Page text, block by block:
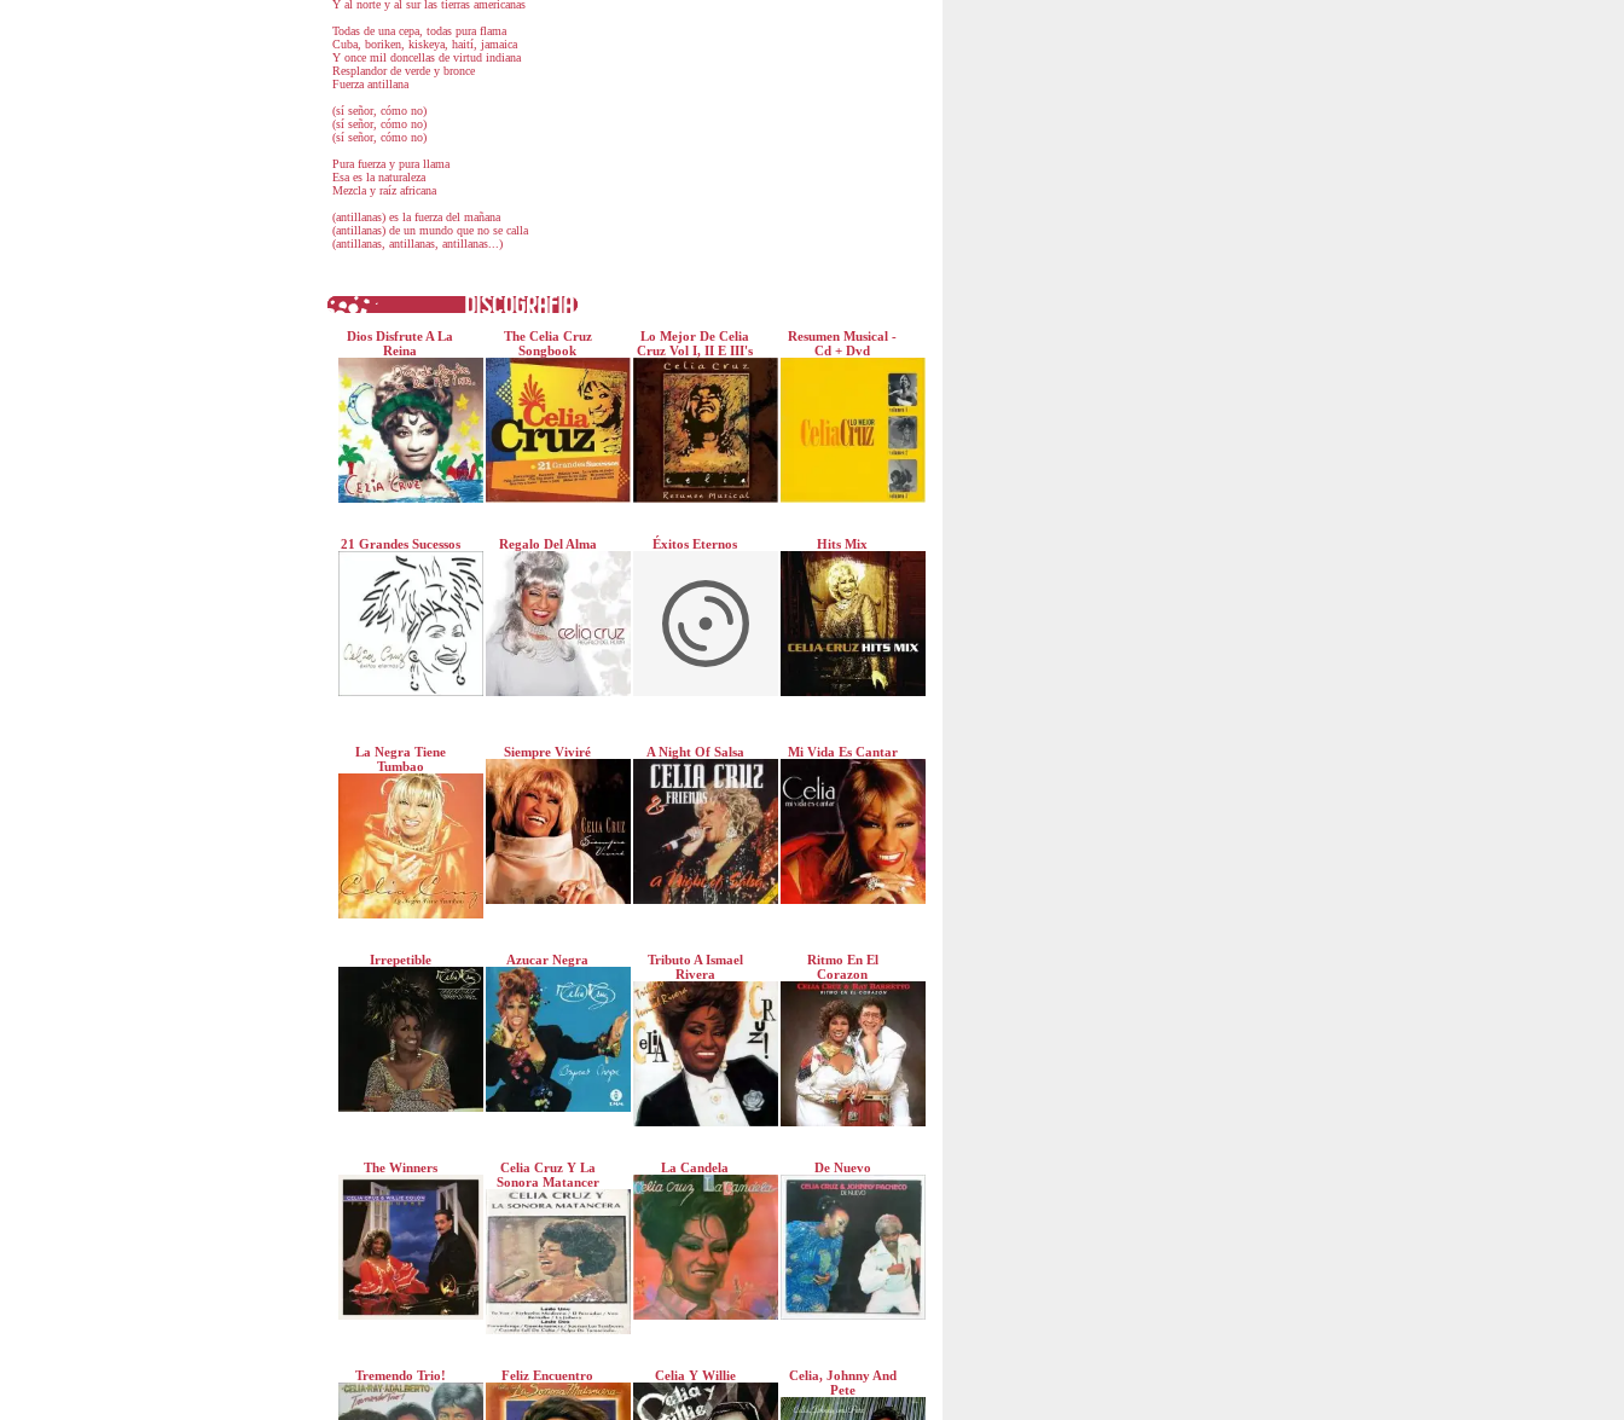
Y al norte y al sur las tierras americanas
Todas de una cepa, todas pura flama
Cuba, boriken, kiskeya, haití, jamaica
Y once mil doncellas de virtud indiana
Resplandor de verde y bronce
Fuerza antillana
(sí señor, cómo no)
(sí señor, cómo no)
(sí señor, cómo no)
Pura fuerza y pura llama
Esa es la naturaleza
Mezcla y raíz africana
(antillanas) es la fuerza del mañana
(antillanas) de un mundo que no se calla
(antillanas, antillanas, antillanas...)
Dios Disfrute A La
Reina
The Celia Cruz
Songbook
Lo Mejor De Celia
Cruz Vol I, II E III's
Resumen Musical -
Cd + Dvd
21 Grandes Sucessos Regalo Del Alma Éxitos Eternos Hits Mix
La Negra Tiene
Tumbao
Siempre Viviré A Night Of Salsa Mi Vida Es Cantar
Irrepetible Azucar Negra
Tributo A Ismael
Rivera
Ritmo En El
Corazon
The Winners
Celia Cruz Y La
Sonora Matancer
La Candela De Nuevo
Tremendo Trio! Feliz Encuentro Celia Y Willie
Celia, Johnny And
Pete